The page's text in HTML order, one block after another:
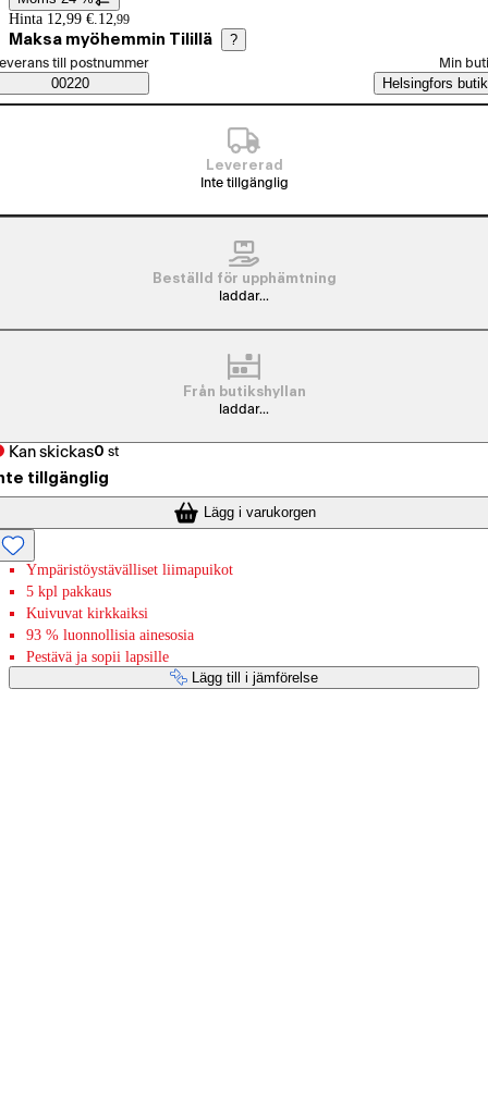
Prisinformation
Hinta 12,99 €. 12,99
Maksa myöhemmin Tilillä ?
Saatavuustiedot
beställningssätt
till postnummer
00220
Min
Helsingfors butik
Levererad
Inte tillgänglig
Beställd för upphämtning
laddar...
Från butikshyllan
laddar...
Kan skickas0 st
tillgänglig
Lägg i varukorgen
Ympäristöystävälliset liimapuikot
5 kpl pakkaus
Kuivuvat kirkkaiksi
93 % luonnollisia ainesosia
Pestävä ja sopii lapsille
Lägg till i jämförelse